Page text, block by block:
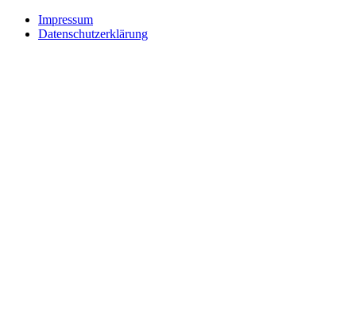
Impressum
Datenschutzerklärung